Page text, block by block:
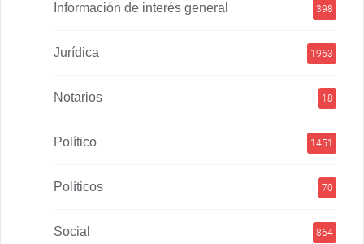
Información de interés general 398
Jurídica 1963
Notarios 18
Político 1451
Políticos 70
Social 864